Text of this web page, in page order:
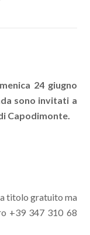
24 giugno
sono invitati a
Capodimonte.
titolo gratuito ma
+39 347 310 68